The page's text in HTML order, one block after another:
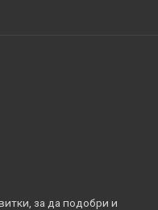
за да подобри и